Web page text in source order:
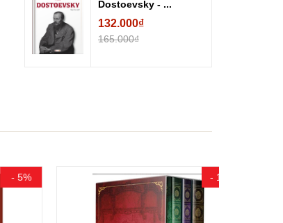
Dostoevsky - ...
132.000₫
165.000₫
- 15%